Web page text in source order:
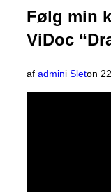
i
sidekolonne
til/fra
Følg min
ViDoc
af admini Sleton
d.